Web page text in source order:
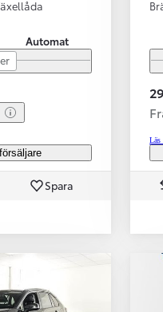
Automat
Spara
Läs